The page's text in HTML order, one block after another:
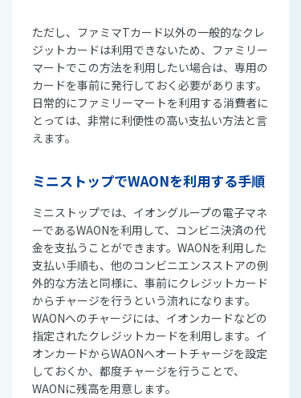
ただし、ファミマTカード以外の一般的なクレ
ジットカードは利用できないため、ファミリー
マートでこの方法を利用したい場合は、専用の
カードを事前に発行しておく必要があります。
日常的にファミリーマートを利用する消費者に
とっては、非常に利便性の高い支払い方法と言
えます。
ミニストップでWAONを利用する手順
ミニストップでは、イオングループの電子マネ
ーであるWAONを利用して、コンビニ決済の代
金を支払うことができます。WAONを利用した
支払い手順も、他のコンビニエンスストアの例
外的な方法と同様に、事前にクレジットカード
からチャージを行うという流れになります。
WAONへのチャージには、イオンカードなどの
指定されたクレジットカードを利用します。イ
オンカードからWAONへオートチャージを設定
しておくか、都度チャージを行うことで、
WAONに残高を用意します。